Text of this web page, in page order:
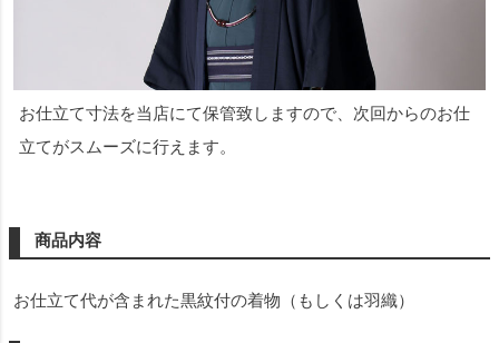
お仕立て寸法を当店にて保管致しますので、次回からのお仕
立てがスムーズに行えます。
商品内容
お仕立て代が含まれた黒紋付の着物（もしくは羽織）